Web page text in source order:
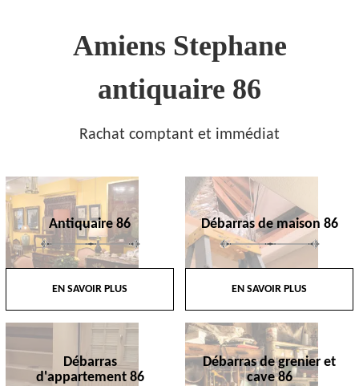
Amiens Stephane
antiquaire 86
Rachat comptant et immédiat
Antiquaire 86
EN SAVOIR PLUS
Débarras de maison 86
EN SAVOIR PLUS
Débarras
d'appartement 86
Débarras de grenier et
cave 86